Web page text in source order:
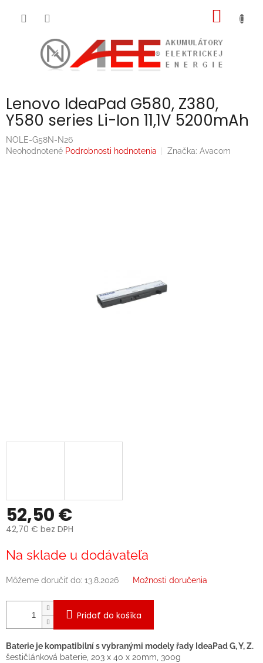
Lenovo IdeaPad G580, Z380,
Y580 series Li-Ion 11,1V 5200mAh
NOLE-G58N-N26
Priemerné
Neohodnotené Podrobnosti hodnotenia Značka: Avacom
52,50 €
42,70 € bez DPH
cena:
Na sklade u dodávateľa
Môžeme doručiť do: 13.8.2026 Možnosti doručenia
Pridať do košíka
Baterie je kompatibilní s vybranými modely řady IdeaPad G, Y, Z.
šestičlánková baterie, 203 x 40 x 20mm, 300g